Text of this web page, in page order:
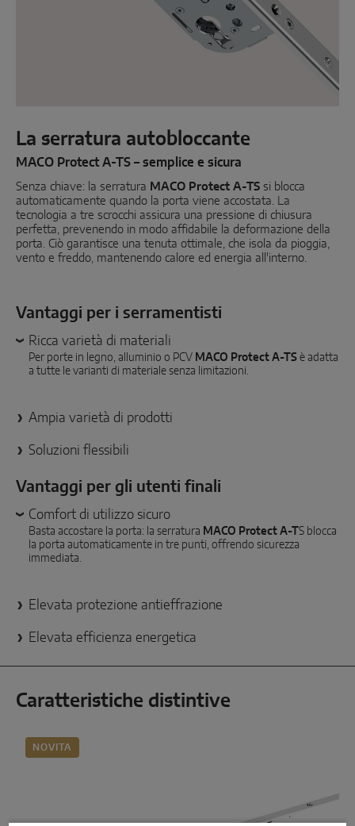
Instinct by MACO
MACO Protect M-TS
MACO Protect A-TS
Serratura comandata con maniglia
Componenti di sistema
SOLUZIONI CON SENSORI SMART
Sense by MACO
MACO Tronic
SOLUZIONI DI SERVIZO
Servizi digitali
Servizi di prodotto
La serratura autobloccante
MACO Protect A-TS – semplice e sicura
Senza chiave: la serratura MACO Protect A-TS si blocca
automaticamente quando la porta viene accostata. La
tecnologia a tre scrocchi assicura una pressione di chiusura
perfetta, prevenendo in modo affidabile la deformazione della
porta. Ciò garantisce una tenuta ottimale, che isola da pioggia,
vento e freddo, mantenendo calore ed energia all'interno.
Vantaggi per i serramentisti
Ricca varietà di materiali
Per porte in legno, alluminio o PCV MACO Protect A-TS è adatta
a tutte le varianti di materiale senza limitazioni.
Ampia varietà di prodotti
Soluzioni flessibili
Vantaggi per gli utenti finali
Comfort di utilizzo sicuro
Basta accostare la porta: la serratura MACO Protect A-T S blocca
la porta automaticamente in tre punti, offrendo sicurezza
immediata.
Elevata protezione antieffrazione
Elevata efficienza energetica
Caratteristiche distintive
NOVITA